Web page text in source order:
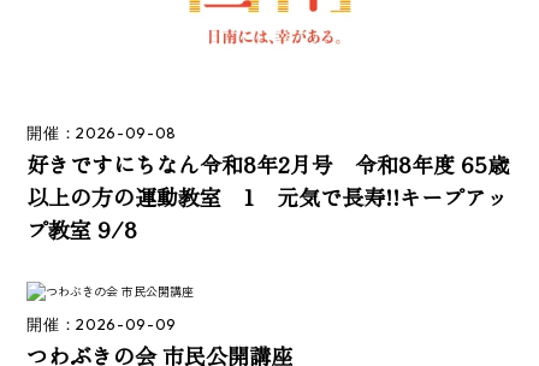
開催：2026-09-08
好きですにちなん令和8年2月号 令和8年度 65歳
以上の方の運動教室 1 元気で長寿!!キープアッ
プ教室 9/8
開催：2026-09-09
つわぶきの会 市民公開講座